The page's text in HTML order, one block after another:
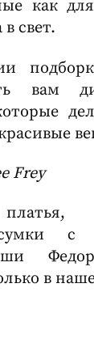
как
свет.
вам
Frey
сумки с
в